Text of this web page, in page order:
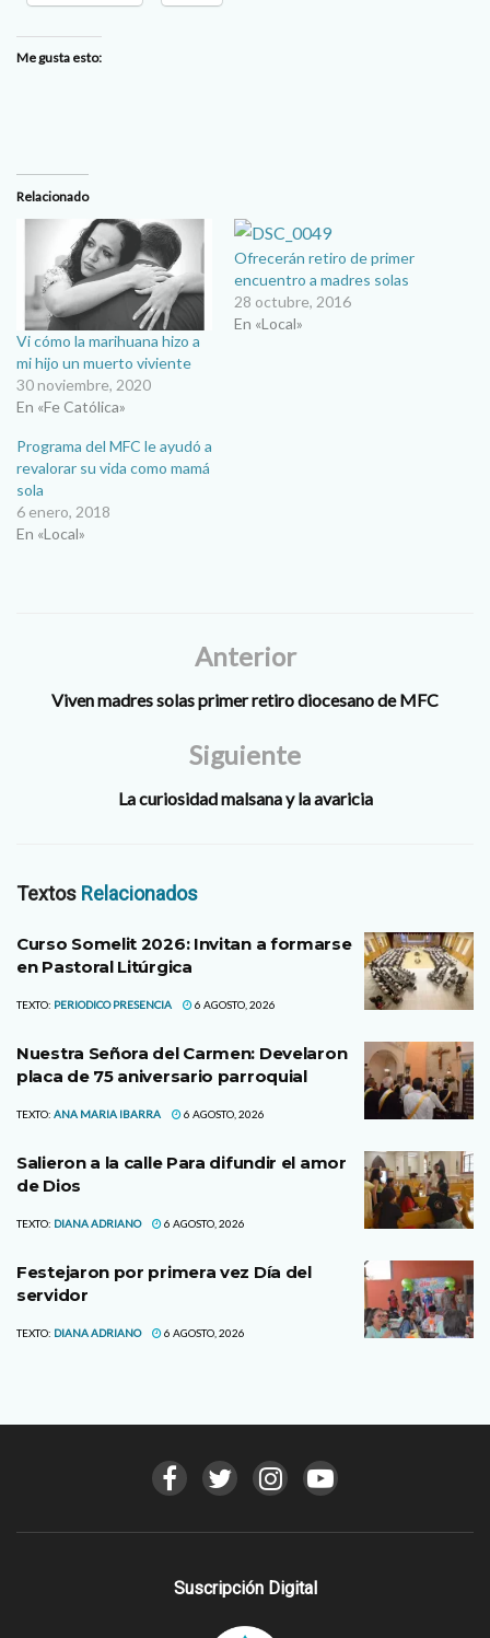
Me gusta esto:
Relacionado
Vi cómo la marihuana hizo a
mi hijo un muerto viviente
30 noviembre, 2020
En «Fe Católica»
Ofrecerán retiro de primer
encuentro a madres solas
28 octubre, 2016
En «Local»
Programa del MFC le ayudó a
revalorar su vida como mamá
sola
6 enero, 2018
En «Local»
Anterior
Viven madres solas primer retiro diocesano de MFC
Siguiente
La curiosidad malsana y la avaricia
Textos Relacionados
Curso Somelit 2026: Invitan a formarse
en Pastoral Litúrgica
TEXTO: PERIODICO PRESENCIA 6 AGOSTO, 2026
Nuestra Señora del Carmen: Develaron
placa de 75 aniversario parroquial
TEXTO: ANA MARIA IBARRA 6 AGOSTO, 2026
Salieron a la calle Para difundir el amor
de Dios
TEXTO: DIANA ADRIANO 6 AGOSTO, 2026
Festejaron por primera vez Día del
servidor
TEXTO: DIANA ADRIANO 6 AGOSTO, 2026
Suscripción Digital